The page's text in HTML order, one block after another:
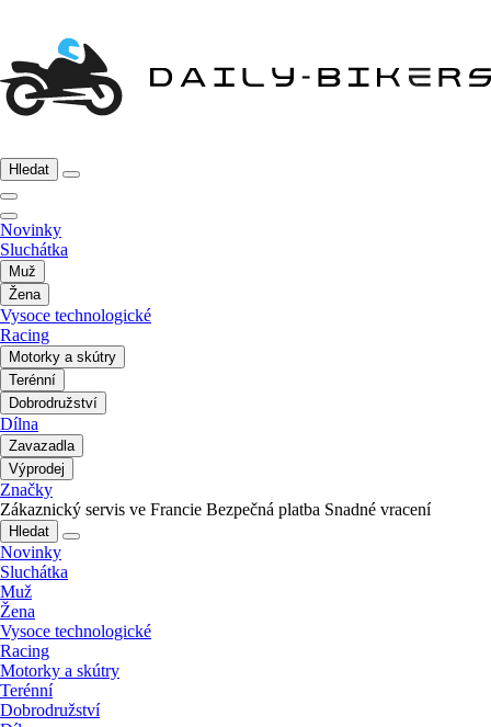
Hledat
Novinky
Sluchátka
Muž
Žena
Vysoce technologické
Racing
Motorky a skútry
Terénní
Dobrodružství
Dílna
Zavazadla
Výprodej
Značky
Zákaznický servis ve Francie Bezpečná platba Snadné vracení
Hledat
Novinky
Sluchátka
Muž
Žena
Vysoce technologické
Racing
Motorky a skútry
Terénní
Dobrodružství